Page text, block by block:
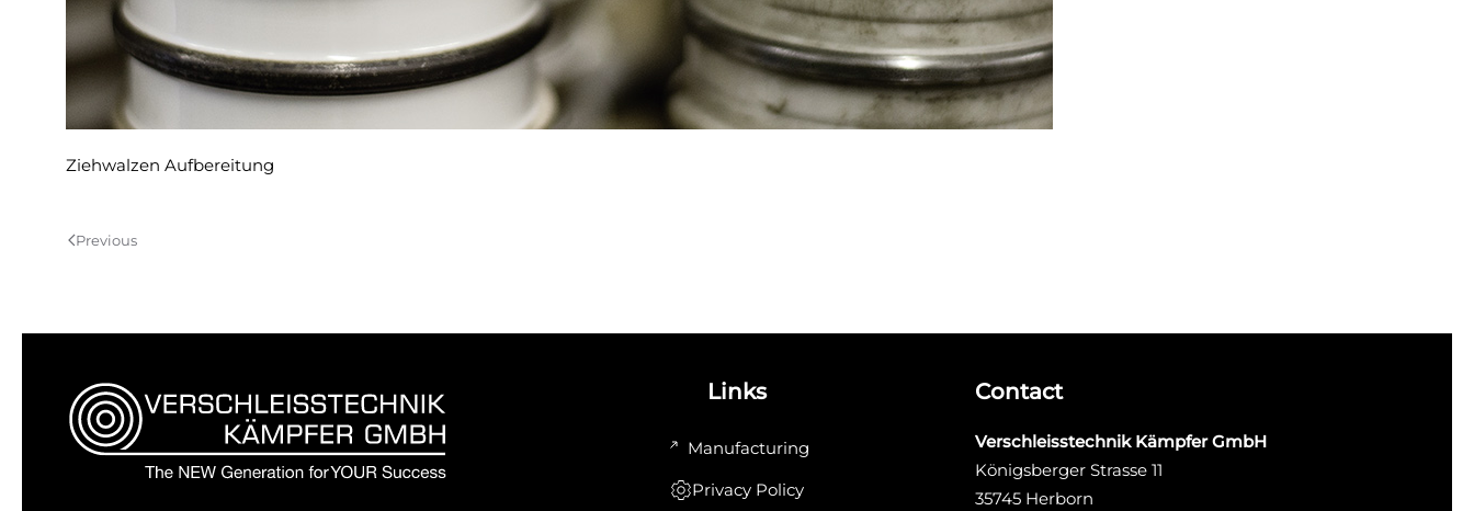
Ziehwalzen Aufbereitung
Previous
Links
Manufacturing
Privacy Policy
Contact
Verschleisstechnik Kämpfer GmbH
Königsberger Strasse 11
35745 Herborn